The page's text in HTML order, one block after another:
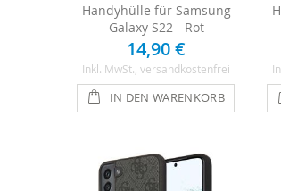
Handyhülle für Samsung
Galaxy S22 - Rot
14,90 €
Inkl. MwSt. , versandkostenfrei
IN DEN WARENKORB